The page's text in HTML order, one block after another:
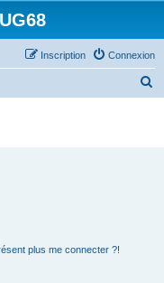
Connexion
Inscription
plus me connecter ?!